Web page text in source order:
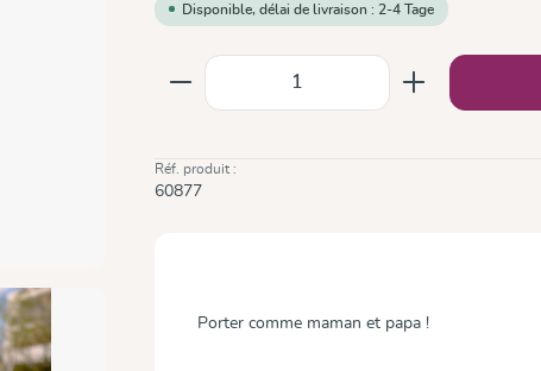
Disponible, délai de livraison : 2-4 Tage
Quantité de produit : Entrez
Réf. produit :
60877
Porter comme maman et papa !